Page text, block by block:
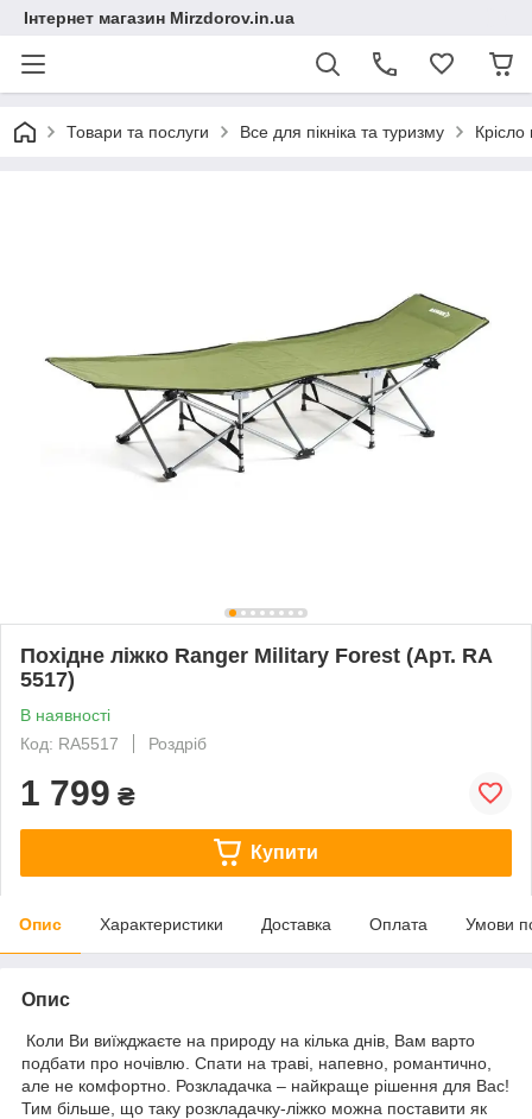
Інтернет магазин Mirzdorov.in.ua
Товари та послуги Все для пікніка та туризму Крісло
Похідне ліжко Ranger Military Forest (Арт. RA
5517)
В наявності
Код: RA5517
Роздріб
1 799 ₴
Купити
Опис Характеристики Доставка Оплата Умови
Опис
Коли Ви виїжджаєте на природу на кілька днів, Вам варто
подбати про ночівлю. Спати на траві, напевно, романтично,
але не комфортно. Розкладачка – найкраще рішення для Вас!
Тим більше, що таку розкладачку-ліжко можна поставити як